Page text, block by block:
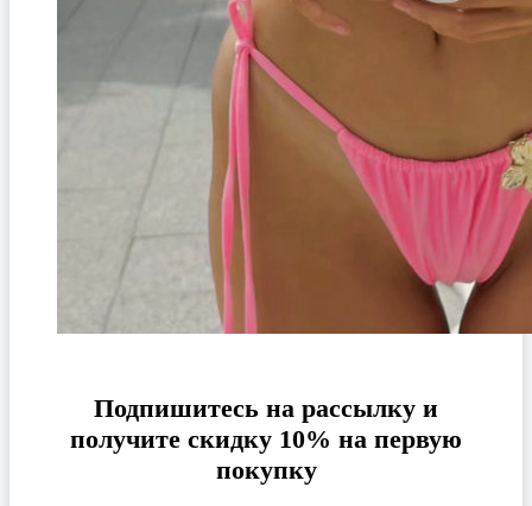
Подпишитесь на рассылку и
получите скидку 10% на первую
покупку